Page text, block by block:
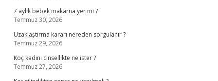
7 aylık bebek makarna yer mi ?
Temmuz 30, 2026
Uzaklaştırma kararı nereden sorgulanır ?
Temmuz 29, 2026
Koç kadını cinsellikte ne ister ?
Temmuz 27, 2026